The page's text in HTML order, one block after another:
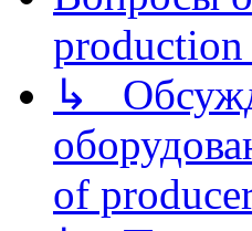
↳
of